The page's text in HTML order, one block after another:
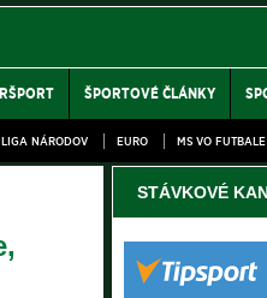
ŠPORTOVÉ ČLÁNKY
LIGA NÁRODOV EURO MS VO FUTBALE
STÁVKOVÉ